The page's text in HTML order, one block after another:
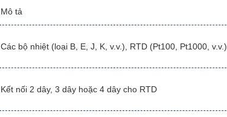
Mô tả
Các bộ nhiệt (loại B, E, J, K, v.v.), RTD (Pt100, Pt1000, v.v.)
Kết nối 2 dây, 3 dây hoặc 4 dây cho RTD